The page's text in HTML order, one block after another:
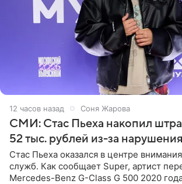
12 часов назад Соня Жарова
СМИ: Стас Пьеха накопил
52 тыс. рублей из-за
Стас Пьеха оказался в центре
служб. Как сообщает Super, артист
Mercedes-Benz G-Class G 500 2020